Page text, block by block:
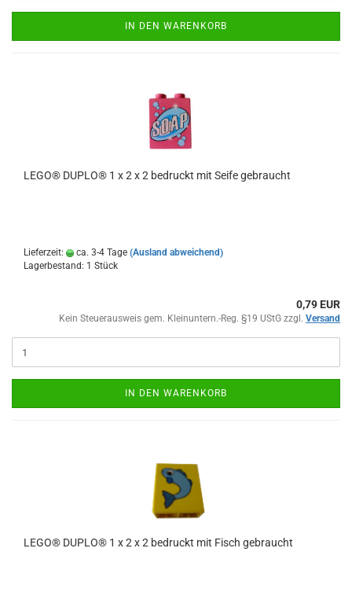
IN DEN WARENKORB
LEGO® DUPLO® 1 x 2 x 2 bedruckt mit Seife gebraucht
Lieferzeit: ca. 3-4 Tage (Ausland abweichend)
Lagerbestand: 1 Stück
0,79 EUR
Kein Steuerausweis gem. Kleinuntern.-Reg. §19 UStG zzgl. Versand
IN DEN WARENKORB
LEGO® DUPLO® 1 x 2 x 2 bedruckt mit Fisch gebraucht